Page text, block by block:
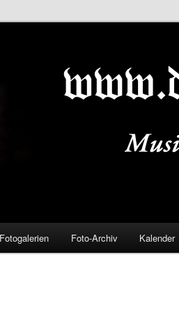
Fotogalerien Foto-Archiv Kalender